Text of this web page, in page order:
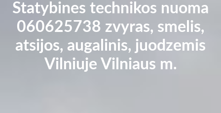
Statybines technikos nuoma
060625738 zvyras, smelis,
atsijos, augalinis, juodzemis
Vilniuje Vilniaus m.